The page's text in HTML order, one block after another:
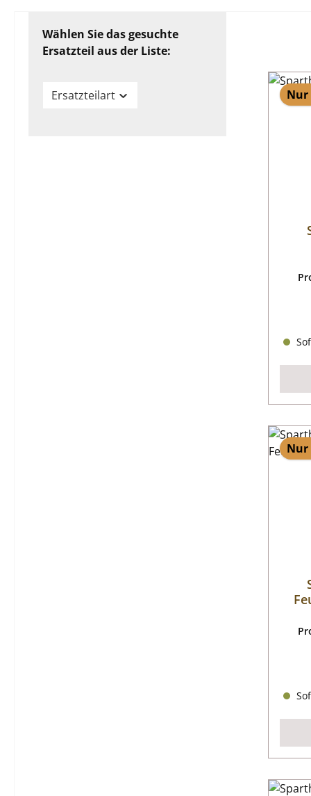
Wählen Sie das gesuchte
Ersatzteil aus der Liste:
Ersatzteilart Nur
Nur